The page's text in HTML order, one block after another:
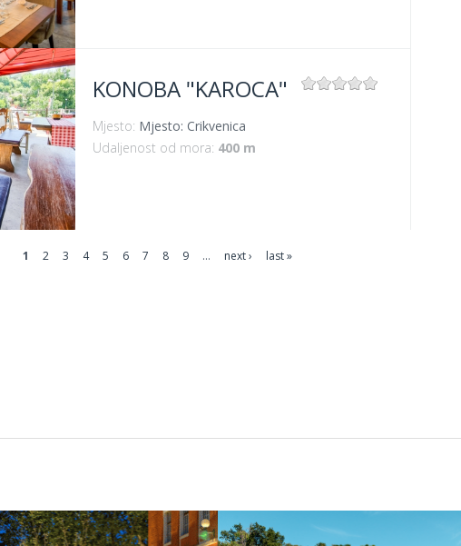
KONOBA "KAROCA"
Mjesto: Mjesto: Crikvenica
Udaljenost od mora: 400 m
1 2 3 4 5 6 7 8 9 … next › last »